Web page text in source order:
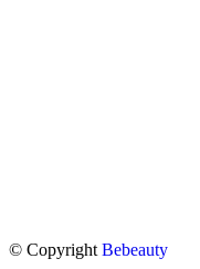
© Copyright Bebeauty